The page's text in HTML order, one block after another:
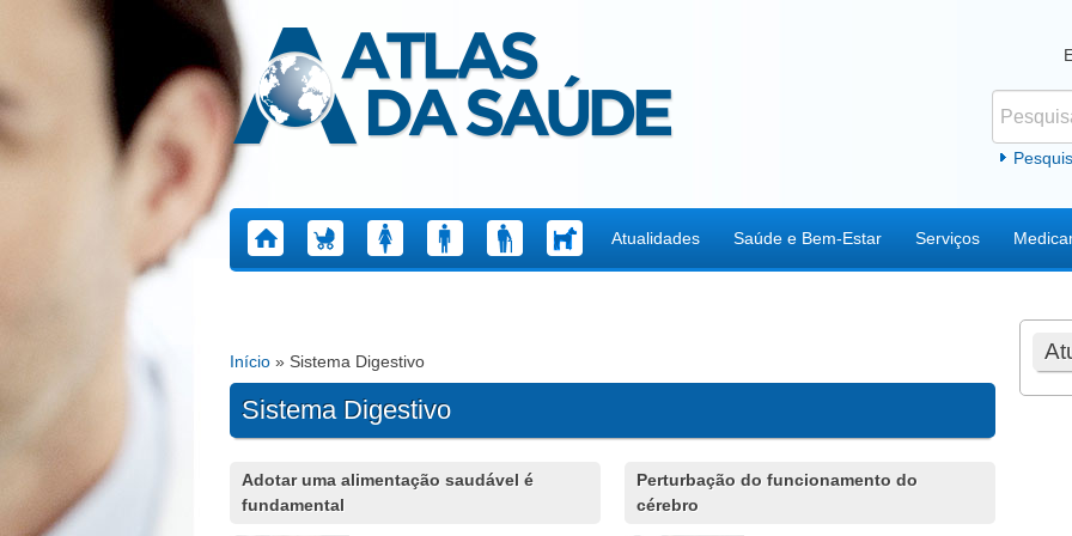
Atlas da Saúde
Atualidades Saúde e Bem-Estar Serviços
Está aqui
Início » Sistema Digestivo
Sistema Digestivo
Adotar uma alimentação saudável é
fundamental
Perturbação do funcionamento do
cérebro
Páginas